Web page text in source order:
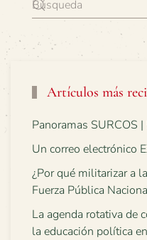
Artículos más
Panoramas SURCOS
Un correo electrónico
¿Por qué militarizar a
Fuerza Pública
La agenda rotativa de
la educación política